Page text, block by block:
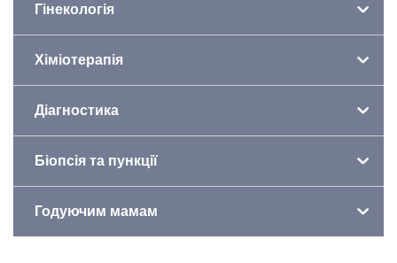
Гінекологія
Хіміотерапія
Діагностика
Біопсія та пункції
Годуючим мамам